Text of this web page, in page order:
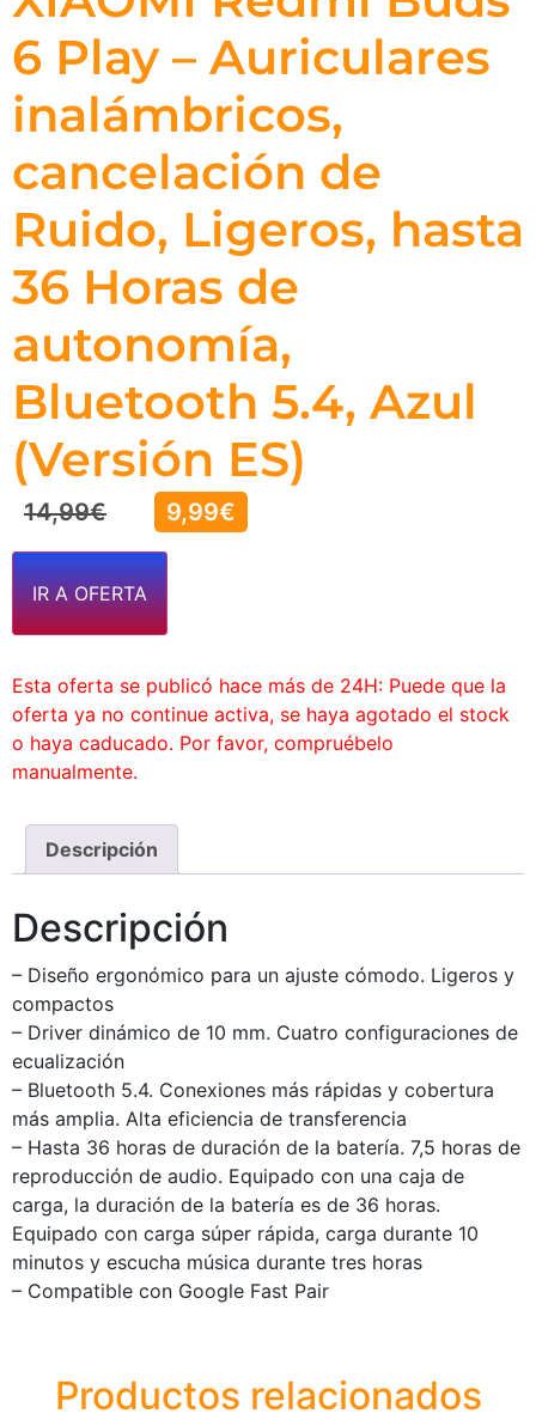
6 Play – Auriculares
inalámbricos,
cancelación de
Ruido, Ligeros, hasta
36 Horas de
autonomía,
Bluetooth 5.4, Azul
(Versión ES)
14,99€ 9,99€
IR A OFERTA
Esta oferta se publicó hace más de 24H: Puede que la
oferta ya no continue activa, se haya agotado el stock
o haya caducado. Por favor, compruébelo
manualmente.
Descripción
Descripción
– Diseño ergonómico para un ajuste cómodo. Ligeros y
compactos
– Driver dinámico de 10 mm. Cuatro configuraciones de
ecualización
– Bluetooth 5.4. Conexiones más rápidas y cobertura
más amplia. Alta eficiencia de transferencia
– Hasta 36 horas de duración de la batería. 7,5 horas de
reproducción de audio. Equipado con una caja de
carga, la duración de la batería es de 36 horas.
Equipado con carga súper rápida, carga durante 10
minutos y escucha música durante tres horas
– Compatible con Google Fast Pair
Productos relacionados